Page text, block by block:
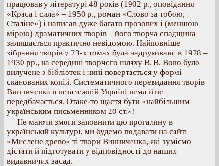
працював у літературі 48 років (1902 р., оповідання
«Краса і сила» – 1950 р., роман «Слово за тобою,
Сталіне») і написав дуже багато прозових і (меншою
мірою) драматичних творів – його творча спадщина
залишається практично невідомою. Найповніше
зібрання творів у 23-х томах була надруковано в 1928 –
1930 рр., на середині творчого шляху В. В. Воно було
вилучене з бібліотек і нині повертається у формі
сканованих копій. Систематичного перевидання творів
Винниченка в незалежній Україні нема й не
передбачається. Отаке-то щастя бути «найбільшим
українським письменником 20 ст.»!
Не маючи змоги заповнити цю прогалину в
українській культурі, ми будемо подавати на сайті
«Мислене древо» ті твори Винниченка, які зуміємо
дістати й підготувати у відповідності до наших
видавничих засад.